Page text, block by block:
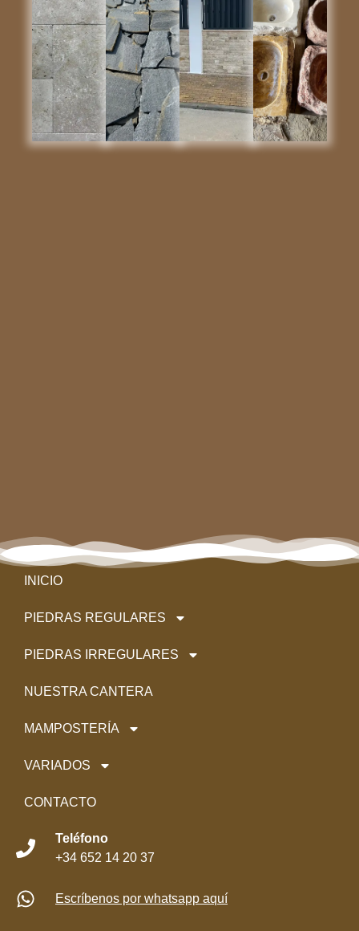
INICIO
PIEDRAS REGULARES
PIEDRAS IRREGULARES
NUESTRA CANTERA
MAMPOSTERÍA
VARIADOS
CONTACTO
Teléfono
+34 652 14 20 37
Escríbenos por whatsapp aquí